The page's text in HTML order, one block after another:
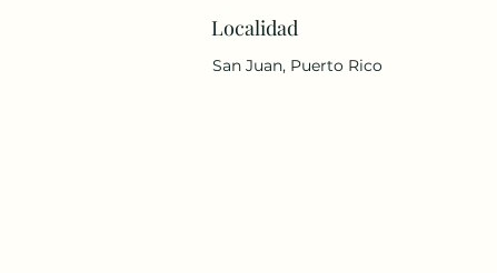
Localidad
San Juan, Puerto Rico